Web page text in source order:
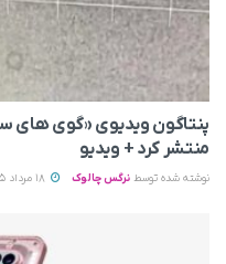
پنتاگون ویدیوی «گوی های
منتشر کرد + ویدیو
نوشته شده توسط نرگس چالوک